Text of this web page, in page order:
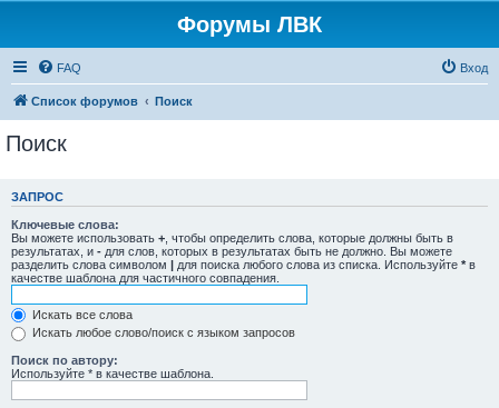
Форумы ЛВК
FAQ Вход
Список форумов Поиск
Поиск
ЗАПРОС
Ключевые слова:
Вы можете использовать + , чтобы определить слова, которые должны быть в
результатах, и - для слов, которых в результатах быть не должно. Вы можете
разделить слова символом | для поиска любого слова из списка. Используйте * в
качестве шаблона для частичного совпадения.
Искать все слова
Искать любое слово/поиск с языком запросов
Поиск по автору:
Используйте * в качестве шаблона.